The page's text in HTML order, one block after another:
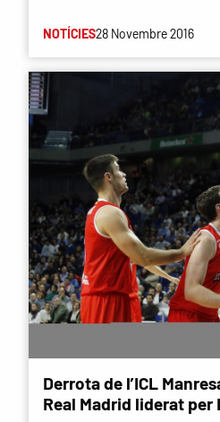
NOTÍCIES28 Novembre 2016
Derrota de l’ICL
Real Madrid liderat per